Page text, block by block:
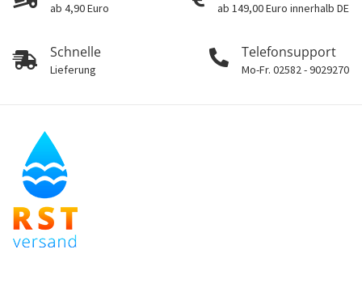
ab 4,90 Euro ab 149,00 Euro innerhalb DE
Schnelle
Lieferung
Telefonsupport
Mo-Fr. 02582 - 9029270